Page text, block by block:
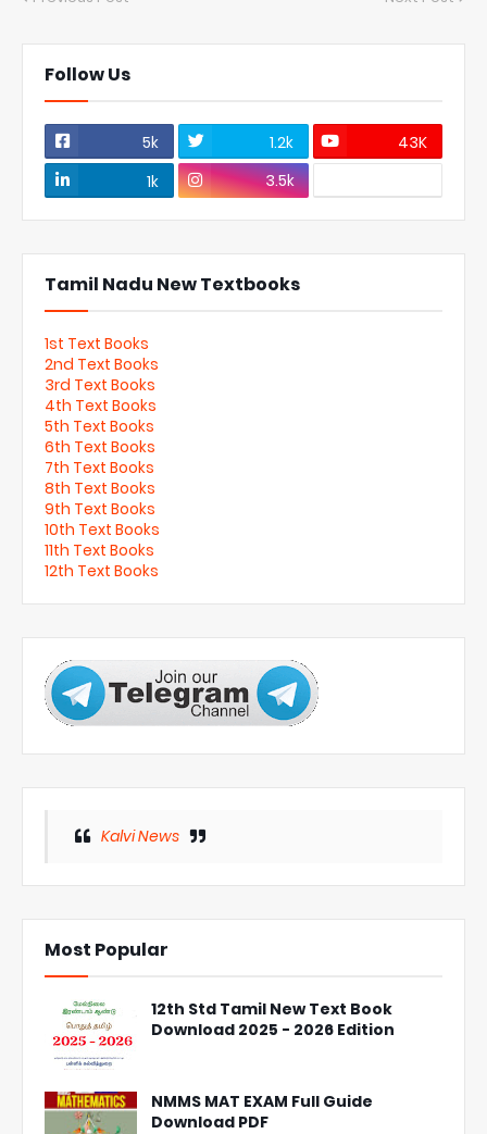
Follow Us
5k 1.2k
43K
1k
3.5k
Tamil Nadu New Textbooks
1st Text Books
2nd Text Books
3rd Text Books
4th Text Books
5th Text Books
6th Text Books
7th Text Books
8th Text Books
9th Text Books
10th Text Books
11th Text Books
12th Text Books
Kalvi News
Most Popular
12th Std Tamil New Text Book
Download 2025 - 2026 Edition
NMMS MAT EXAM Full Guide
Download PDF